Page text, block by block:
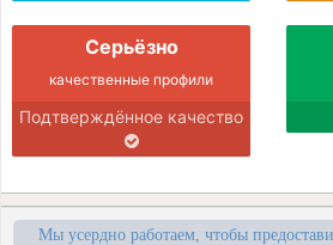
Серьёзно
качественные профили
Подтверждённое качество
Мы усердно работаем, чтобы